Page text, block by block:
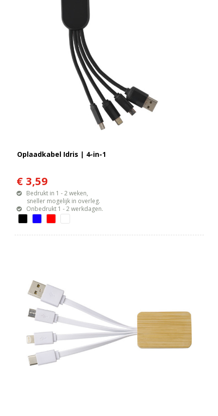
Oplaadkabel Idris | 4-in-1
€ 3,59
Bedrukt in 1 - 2 weken,
sneller mogelijk in overleg.
Onbedrukt 1 - 2 werkdagen.